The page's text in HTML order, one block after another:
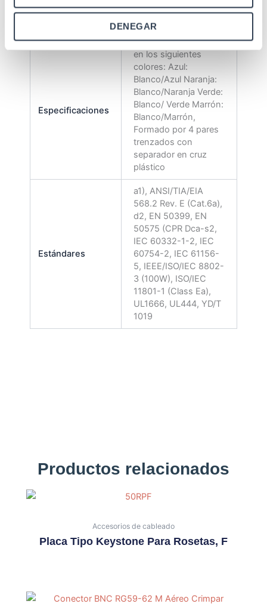
DENEGAR
1 kg, 14
Especificaciones
en los siguientes
colores: Azul:
Blanco/Azul Naranja:
Blanco/Naranja Verde:
Blanco/ Verde Marrón:
Blanco/Marrón,
Formado por 4 pares
trenzados con
separador en cruz
plástico
Estándares
a1), ANSI/TIA/EIA
568.2 Rev. E (Cat.6a),
d2, EN 50399, EN
50575 (CPR Dca-s2,
IEC 60332-1-2, IEC
60754-2, IEC 61156-
5, IEEE/ISO/IEC 8802-
3 (100W), ISO/IEC
11801-1 (Class Ea),
UL1666, UL444, YD/T
1019
Productos relacionados
Accesorios de cableado
Placa Tipo Keystone Para Rosetas, F